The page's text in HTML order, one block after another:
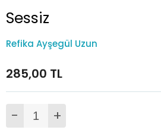
Sessiz
Refika Ayşegül Uzun
285,00 TL
- +